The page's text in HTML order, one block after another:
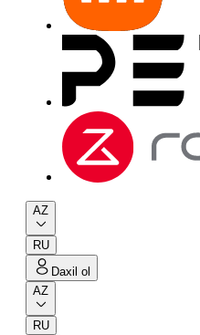
AZ
RU
Daxil ol
AZ
RU